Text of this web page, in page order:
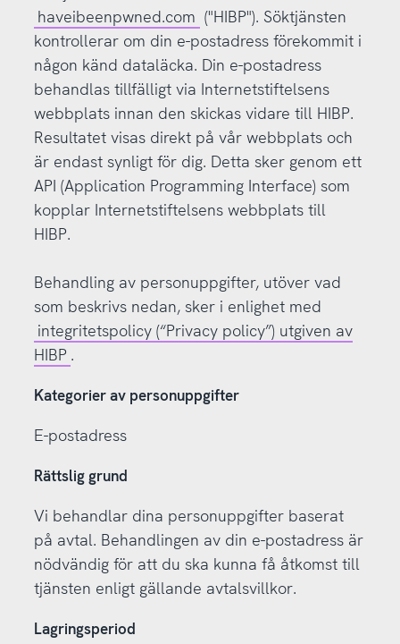
haveibeenpwned.com ("HIBP"). Söktjänsten
kontrollerar om din e-postadress förekommit i
någon känd dataläcka. Din e-postadress
behandlas tillfälligt via Internetstiftelsens
webbplats innan den skickas vidare till HIBP.
Resultatet visas direkt på vår webbplats och
är endast synligt för dig. Detta sker genom ett
API (Application Programming Interface) som
kopplar Internetstiftelsens webbplats till
HIBP.
Behandling av personuppgifter, utöver vad
som beskrivs nedan, sker i enlighet med
integritetspolicy (“Privacy policy”) utgiven av
HIBP .
Kategorier av personuppgifter
E-postadress
Rättslig grund
Vi behandlar dina personuppgifter baserat
på avtal. Behandlingen av din e-postadress är
nödvändig för att du ska kunna få åtkomst till
tjänsten enligt gällande avtalsvillkor.
Lagringsperiod